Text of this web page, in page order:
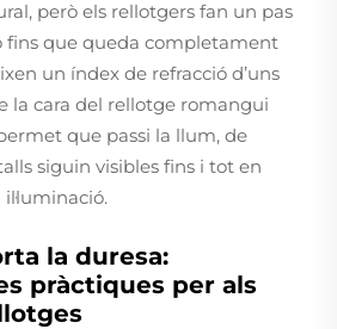
però els rellotgers fan un pas
fins que queda completament
un índex de refracció d’uns
la cara del rellotge romangui
que passi la llum, de
siguin visibles fins i tot en
la duresa:
pràctiques per als